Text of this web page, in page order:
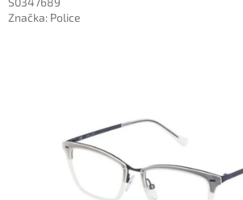
Značka: Police